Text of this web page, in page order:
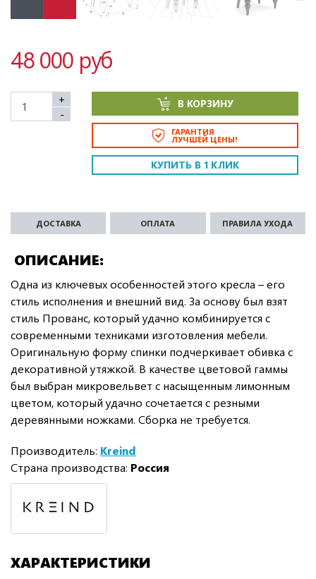
48 000 руб
+
-
В КОРЗИНУ
ГАРАНТИЯ
ЛУЧШЕЙ ЦЕНЫ!
КУПИТЬ В 1 КЛИК
ОПИСАНИЕ
ДОСТАВКА ОПЛАТА ПРАВИЛА УХОДА
Одна из ключевых особенностей этого кресла – его
стиль исполнения и внешний вид. За основу был взят
стиль Прованс, который удачно комбинируется с
современными техниками изготовления мебели.
Оригинальную форму спинки подчеркивает обивка с
декоративной утяжкой. В качестве цветовой гаммы
был выбран микровельвет с насыщенным лимонным
цветом, который удачно сочетается с резными
деревянными ножками. Сборка не требуется.
Производитель: Kreind
Страна производства: Россия
ХАРАКТЕРИСТИКИ